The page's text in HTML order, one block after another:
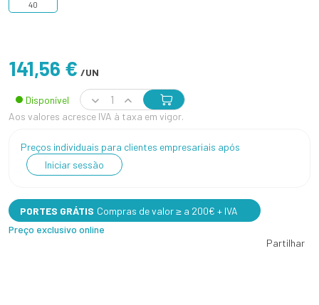
40
141,56 € /UN
Disponível
Aos valores acresce IVA à taxa em vigor.
Preços individuais para clientes empresariais após
Iniciar sessão
PORTES GRÁTIS Compras de valor ≥ a 200€ + IVA
Preço exclusivo online
Partilhar